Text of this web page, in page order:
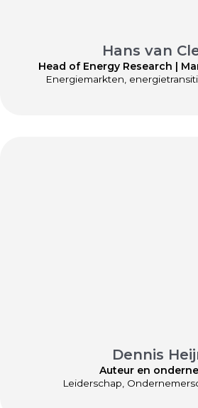
Hans van
Head of Energy Research |
Energiemarkten,
Dennis
Auteur en
Leiderschap,